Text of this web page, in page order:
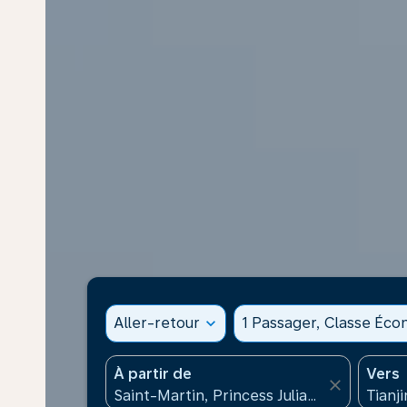
Aller-retour expand_more 1 Passager, Classe
À partir de
close
Vers